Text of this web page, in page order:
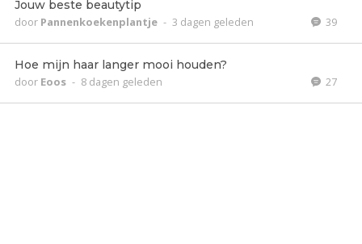
Jouw beste beautytip
door Pannenkoekenplantje - 3 dagen geleden 39
Hoe mijn haar langer mooi houden?
door Eoos - 8 dagen geleden 27